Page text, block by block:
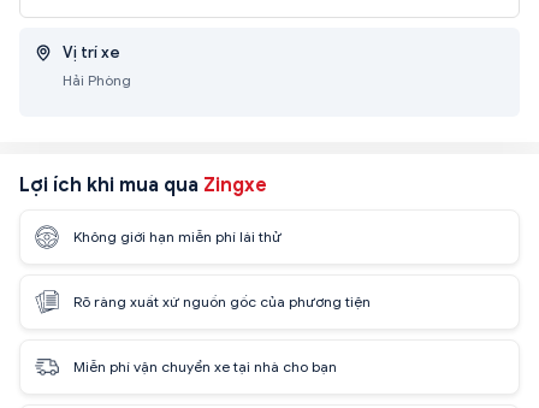
Vị trí xe
Hải Phòng
Lợi ích khi mua qua Zingxe
Không giới hạn miễn phí lái thử
Rõ ràng xuất xứ nguồn gốc của phương tiện
Miễn phí vận chuyển xe tại nhà cho bạn